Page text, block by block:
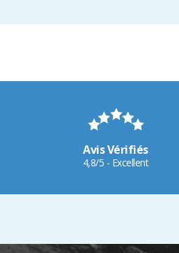
Avis Vérifiés
4,8/5 - Excellent